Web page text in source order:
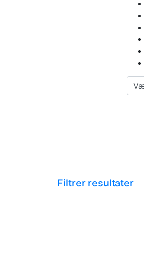
Filtrer resultater